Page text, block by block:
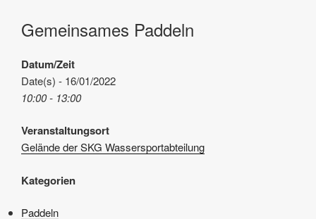
Gemeinsames Paddeln
Datum/Zeit
Date(s) - 16/01/2022
10:00 - 13:00
Veranstaltungsort
Gelände der SKG Wassersportabteilung
Kategorien
Paddeln